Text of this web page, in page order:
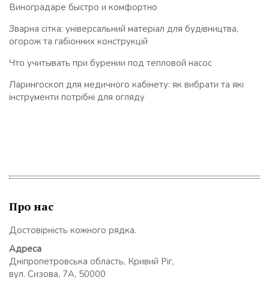
Виноградаре быстро и комфортно
Зварна сітка: універсальний матеріал для будівництва,
огорож та габіонних конструкцій
Что учитывать при бурении под тепловой насос
Ларингоскоп для медичного кабінету: як вибрати та які
інструменти потрібні для огляду
Про нас
Достовірність кожного рядка.
Адреса
Дніпропетровська область, Кривий Ріг,
вул. Сизова, 7А, 50000